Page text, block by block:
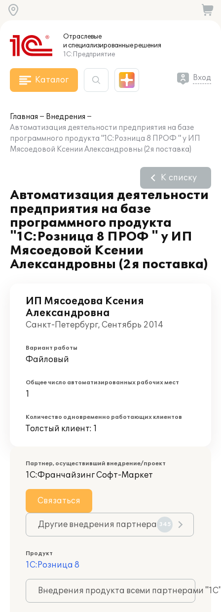
Отраслевые
и специализированныерешения
1С:Предприятие
Каталог Вход
Главная
Внедрения
Автоматизация деятельности предприятия на базе
программного продукта "1С:Розница 8 ПРОФ " у ИП
Мясоедовой Ксении Александровны (2я поставка)
Автоматизация деятельности
предприятия на базе
программного продукта
"1С:Розница 8 ПРОФ " у ИП
Мясоедовой Ксении
Александровны (2я поставка)
К списку
ИП Мясоедова Ксения
Александровна
Санкт-Петербург, Сентябрь 2014
Вариант работы
Файловый
Общее число автоматизированных рабочих мест
1
Количество одновременно работающих клиентов
Толстый клиент: 1
Партнер, осуществивший внедрение/проект
1С:Франчайзинг Софт-Маркет
Связаться
Другие внедрения партнера 345
Продукт
1С:Розница 8
Внедрения продукта всеми партнерами